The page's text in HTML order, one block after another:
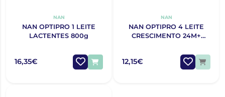
NAN
NAN OPTIPRO 1 LEITE
LACTENTES 800g
16,35€
NAN
NAN OPTIPRO 4 LEITE
CRESCIMENTO 24M+
12,15€